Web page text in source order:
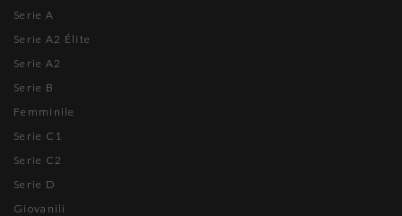
Serie A
Serie A2 Élite
Serie A2
Serie B
Femminile
Serie C1
Serie C2
Serie D
Giovanili